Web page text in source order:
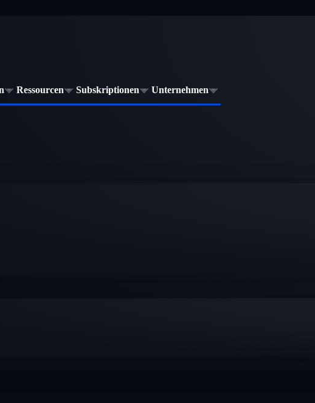
Ressourcen Subskriptionen Unternehmen